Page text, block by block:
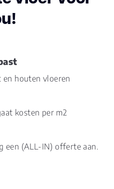
en houten vloeren
kosten per m2
een (ALL-IN) offerte aan.